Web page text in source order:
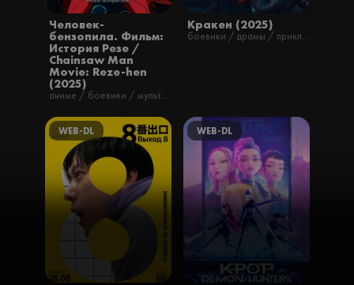
Человек-
бензопила. Фильм:
История Резе /
Chainsaw Man
Movie: Reze-hen
(2025)
аниме / боевики / мультфильмы / фэнтези
Кракен (2025)
боевики / драмы / приключения / русские / фантастика / фильмы
WEB-DL WEB-DL